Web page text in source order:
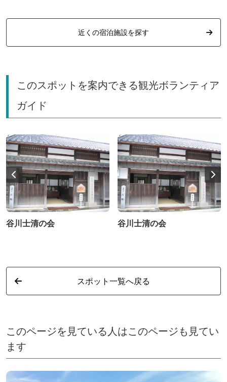
近くの宿泊施設を探す
このスポットを案内できる観光ボランティア
ガイド
谷川士清の会 谷川士清の会
スポット一覧へ戻る
このページを見ている人はこのページも見てい
ます